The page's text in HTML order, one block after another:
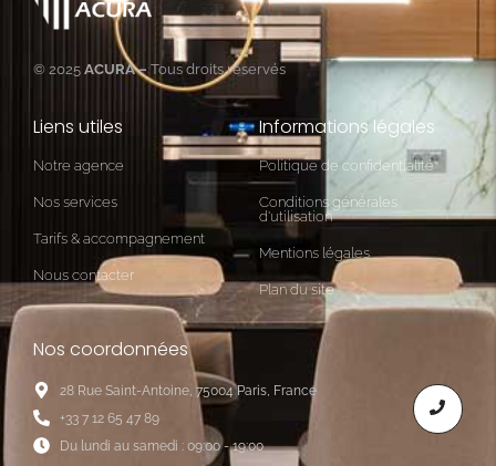
© 2025 ACURA –Tous droits réservés
Liens utiles
Notre agence
Nos services
Tarifs & accompagnement
Nous contacter
Informations légales
Politique de confidentialité
Conditions générales
d'utilisation
Mentions légales
Plan du site
Nos coordonnées
28 Rue Saint-Antoine, 75004 Paris, France
+33 7 12 65 47 89
Du lundi au samedi : 09:00 - 19:00